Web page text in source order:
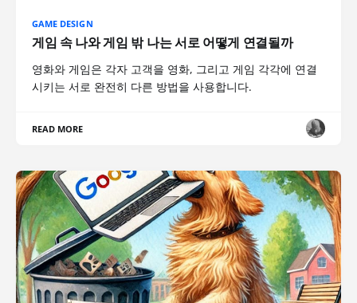
GAME DESIGN
게임 속 나와 게임 밖 나는 서로 어떻게 연결될까
영화와 게임은 각자 고객을 영화, 그리고 게임 각각에 연결
시키는 서로 완전히 다른 방법을 사용합니다.
READ MORE